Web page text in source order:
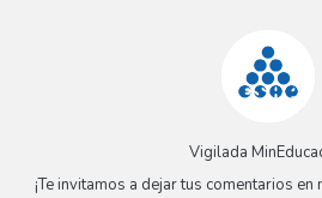
Vigilada
¡Te invitamos a dejar tus comentarios